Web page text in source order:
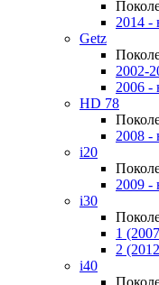
2014 -
Getz
2002-
2006 -
HD 78
2008 -
i20
2009 -
i30
1
2
i40